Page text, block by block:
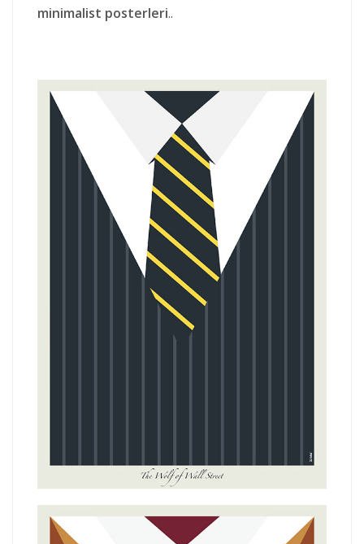
minimalist posterleri..